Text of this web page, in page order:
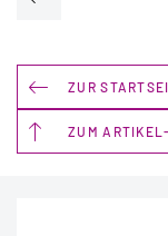
ZUR
ZUM